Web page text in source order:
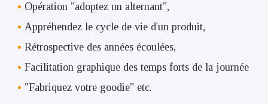
Opération "adoptez un alternant",
Appréhendez le cycle de vie d'un produit,
Rétrospective des années écoulées,
Facilitation graphique des temps forts de la journée
"Fabriquez votre goodie" etc.